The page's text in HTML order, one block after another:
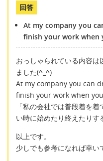
回答
At my company you
finish your work when
おっしゃられている内容
ました(^_^)
At my company you can
finish your work when
「私の会社では普段着を
い時に始めたり終えたりす
以上です。
少しでも参考になれば幸い